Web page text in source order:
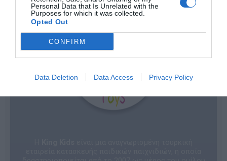
Personal Data that Is Unrelated with the
Purposes for which it was collected.
Opted Out
CONFIRM
Data Deletion Data Access Privacy Policy